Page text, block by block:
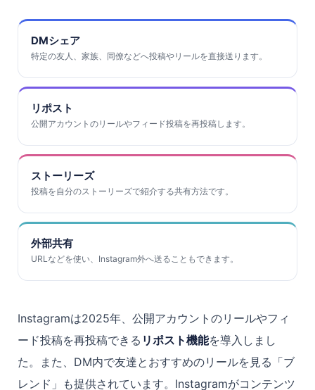
DMシェア
特定の友人、家族、同僚などへ投稿やリールを直接送ります。
リポスト
公開アカウントのリールやフィード投稿を再投稿します。
ストーリーズ
投稿を自分のストーリーズで紹介する共有方法です。
外部共有
URLなどを使い、Instagram外へ送ることもできます。
Instagramは2025年、公開アカウントのリールやフィ
ード投稿を再投稿できる リポスト機能を導入しまし
た。また、DM内で友達とおすすめのリールを見る「ブ
レンド」も提供されています。Instagramがコンテンツ